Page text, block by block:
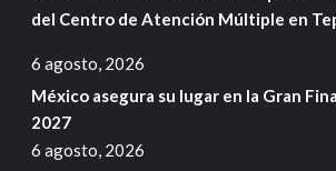
del Centro de Atención Múltiple en
6 agosto, 2026
México asegura su lugar en la Gran
2027
6 agosto, 2026